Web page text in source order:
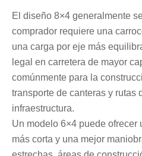
El diseño 8×4 generalmente
comprador requiere una
una carga por eje más
legal en carretera de mayor
comúnmente para la
transporte de canteras y rutas
infraestructura.
Un modelo 6×4 puede ofrecer
más corta y una mejor